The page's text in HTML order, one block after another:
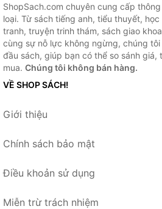
ShopSach.com chuyên cung cấp
loại. Từ sách tiếng anh, tiểu thuyết,
tranh, truyện trinh thám, sách giao
cùng sự nỗ lực không ngừng, chúng
đầu sách, giúp bạn có thể so sánh giá,
mua. Chúng tôi không bán hàng.
VỀ SHOP SÁCH!
Giới thiệu
Chính sách bảo mật
Điều khoản sử dụng
Miễn trừ trách nhiệm